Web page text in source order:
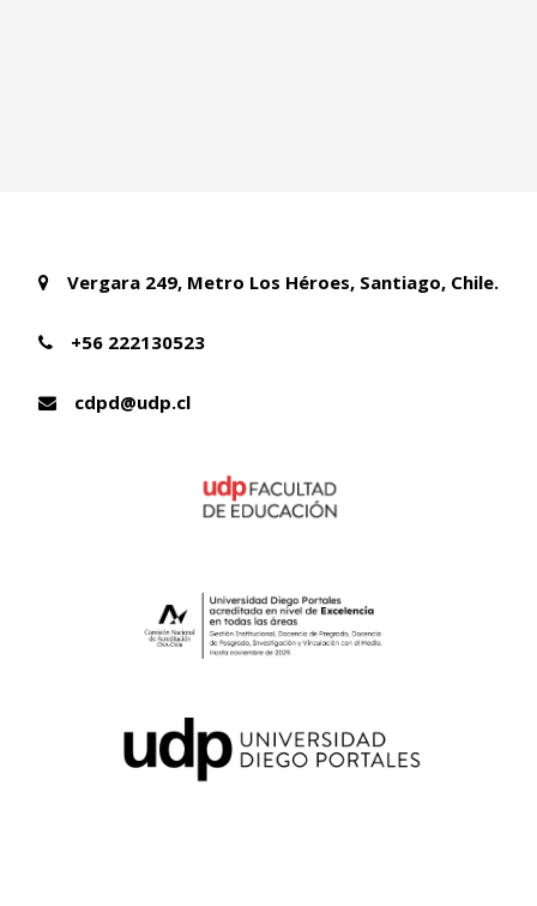
Vergara 249, Metro Los Héroes, Santiago, Chile.
+56 222130523
cdpd@udp.cl